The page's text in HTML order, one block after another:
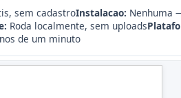
sem cadastroInstalacao: Nenhuma
Roda localmente, sem uploads
de um minuto